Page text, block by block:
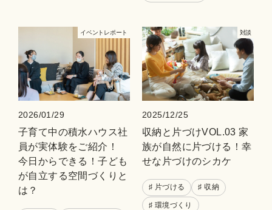
イベントレポート
2026/01/29
子育て中の積水ハウス社
員が実体験をご紹介！
今日からできる！子ども
が自立する空間づくりと
は？
対談
2025/12/25
収納と片づけVOL.03 家
族が自然に片づける！幸
せな片づけのシカケ
♯ 片づける ♯ 収納
♯ 環境づくり